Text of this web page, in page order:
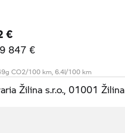
€
847 €
CO2/100 km, 6.4l/100 km
Žilina s.r.o., 01001 Žilina